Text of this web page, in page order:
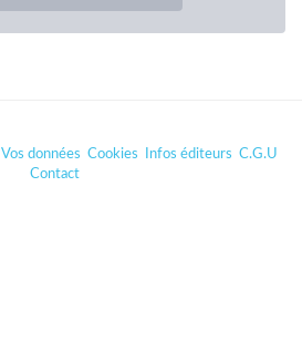
Vos données Cookies Infos éditeurs C.G.U
Contact